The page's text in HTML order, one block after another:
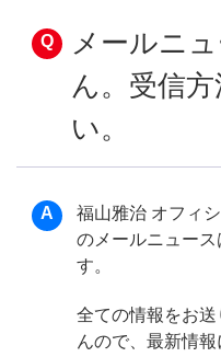
メールニ
ん。受信
い。
福山雅治 オフィ
のメールニュース
す。
全ての情報をお
んので、最新情